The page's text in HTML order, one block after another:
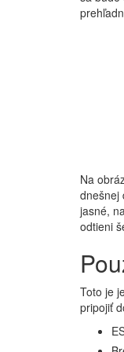
Na
dnešnej
jasné,
odtieni
Toto je
pripojiť